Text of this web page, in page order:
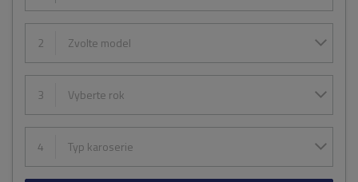
2 Zvolte model
3 Vyberte rok
4 Typ karoserie